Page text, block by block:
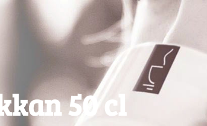
50 cl